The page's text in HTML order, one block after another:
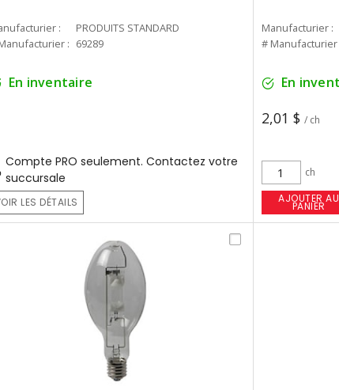
:
PRODUITS STANDARD
: 69289
En inventaire
Compte PRO seulement. Contactez votre
succursale
LES DÉTAILS
Manufacturier :
# Manufacturier
En
2,01 $ / ch
ch
AJOUTER AU
PANIER